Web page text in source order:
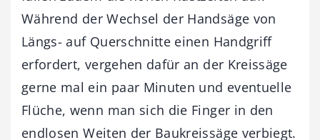
Während der Wechsel der Handsäge von
Längs- auf Querschnitte einen Handgriff
erfordert, vergehen dafür an der Kreissäge
gerne mal ein paar Minuten und eventuelle
Flüche, wenn man sich die Finger in den
endlosen Weiten der Baukreissäge verbiegt.